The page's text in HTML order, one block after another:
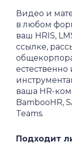
Видео и
в любом
ваш HRIS,
ссылке,
естественно
ваша HR-
BambooHR,
Teams.
Подходит